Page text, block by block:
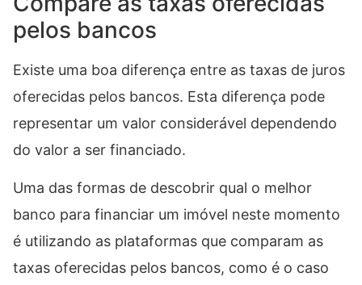
pelos bancos
Existe uma boa diferença entre as taxas de juros
oferecidas pelos bancos. Esta diferença pode
representar um valor considerável dependendo
do valor a ser financiado.
Uma das formas de descobrir qual o melhor
banco para financiar um imóvel neste momento
é utilizando as plataformas que comparam as
taxas oferecidas pelos bancos, como é o caso